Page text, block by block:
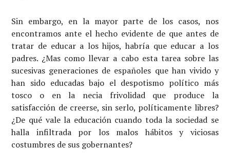
Sin embargo, en la mayor parte de los casos, nos
encontramos ante el hecho evidente de que antes de
tratar de educar a los hijos, habría que educar a los
padres. ¿Mas como llevar a cabo esta tarea sobre las
sucesivas generaciones de españoles que han vivido y
han sido educadas bajo el despotismo político más
tosco o en la necia frivolidad que produce la
satisfacción de creerse, sin serlo, políticamente libres?
¿De qué vale la educación cuando toda la sociedad se
halla infiltrada por los malos hábitos y viciosas
costumbres de sus gobernantes?